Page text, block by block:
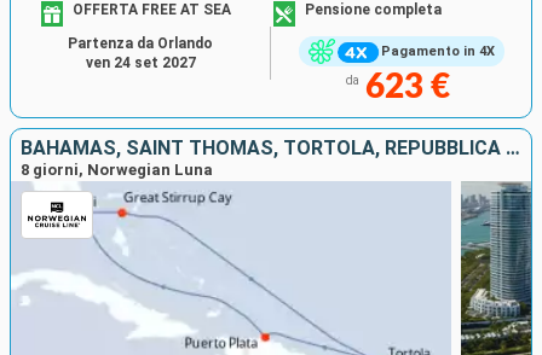
Pagamento in 4X
OFFERTA FREE AT SEA Pensione completa
da 623 €
Partenza da Orlando
ven 24 set 2027
BAHAMAS, SAINT THOMAS, TORTOLA, REPUBBLICA DOMINICANA, STATI UNITI
8 giorni, Norwegian Luna